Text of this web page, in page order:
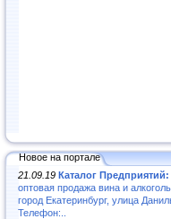
Новое на портале
21.09.19 Каталог
оптовая продажа вина и
город Екатеринбург, улица
Телефон:..